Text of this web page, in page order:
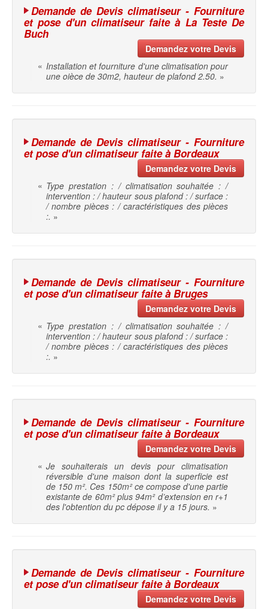
Demande de Devis climatiseur - Fourniture
et pose d'un climatiseur faite à La Teste De
Buch
Demandez votre Devis
« Installation et fourniture d'une climatisation pour
une oièce de 30m2, hauteur de plafond 2.50. »
Demande de Devis climatiseur - Fourniture
et pose d'un climatiseur faite à Bordeaux
Demandez votre Devis
« Type prestation : / climatisation souhaitée : /
intervention : / hauteur sous plafond : / surface :
/ nombre pièces : / caractéristiques des pièces
:. »
Demande de Devis climatiseur - Fourniture
et pose d'un climatiseur faite à Bruges
Demandez votre Devis
« Type prestation : / climatisation souhaitée : /
intervention : / hauteur sous plafond : / surface :
/ nombre pièces : / caractéristiques des pièces
:. »
Demande de Devis climatiseur - Fourniture
et pose d'un climatiseur faite à Bordeaux
Demandez votre Devis
« Je souhaiterais un devis pour climatisation
réversible d'une maison dont la superficie est
de 150 m². Ces 150m² ce compose d'une partie
existante de 60m² plus 94m² d’extension en r+1
des l'obtention du pc dépose il y a 15 jours. »
Demande de Devis climatiseur - Fourniture
et pose d'un climatiseur faite à Bordeaux
Demandez votre Devis